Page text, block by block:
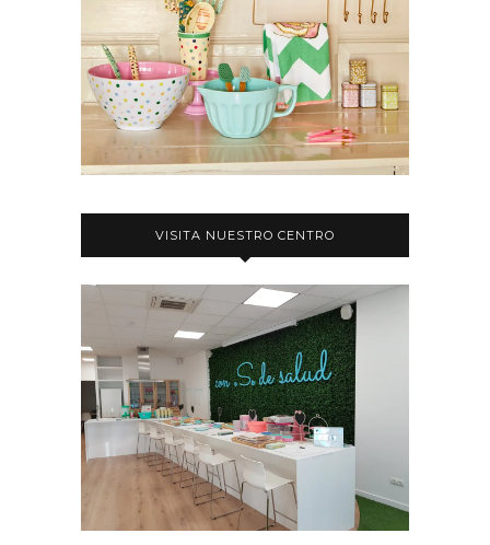
VISITA NUESTRO CENTRO